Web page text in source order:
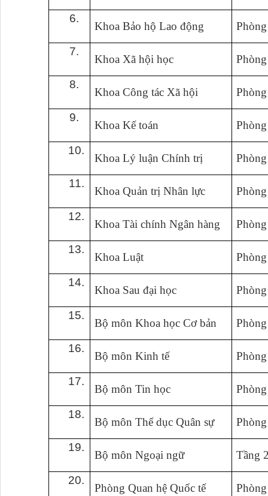
6.
Khoa Bảo hộ Lao động
7.
Khoa Xã hội học
8.
Khoa Công tác Xã hội
9.
Khoa Kế toán
10.
Khoa Lý luận Chính trị
11.
Khoa Quản trị Nhân lực
12.
Khoa Tài chính Ngân hàng
13.
Khoa Luật
14.
Khoa Sau đại học
15.
Bộ môn Khoa học Cơ bản
16.
Bộ môn Kinh tế
17.
Bộ môn Tin học
18.
Bộ môn Thể dục Quân sự
19.
Bộ môn Ngoại ngữ
Tầng
20.
Phòng Quan hệ Quốc tế